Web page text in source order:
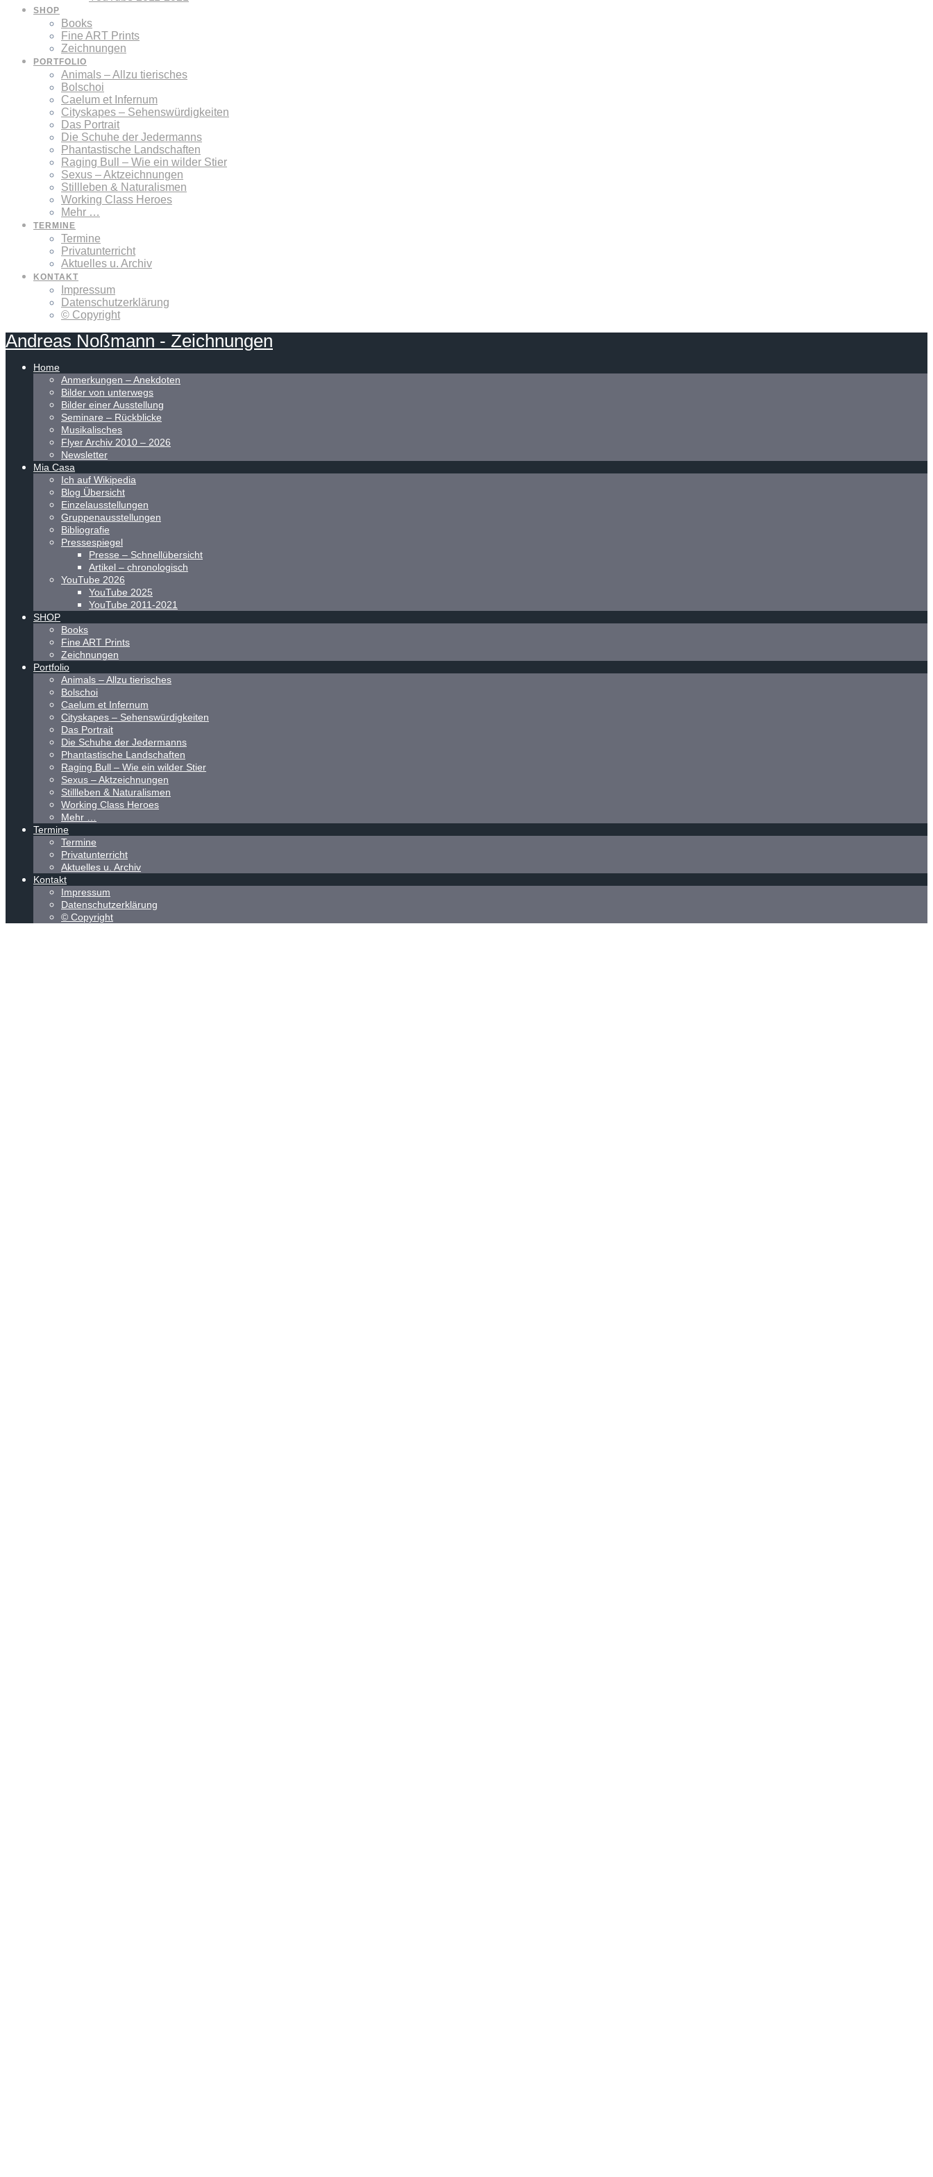
SHOP
Books
Fine ART Prints
Zeichnungen
PORTFOLIO
Animals – Allzu tierisches
Bolschoi
Caelum et Infernum
Cityskapes – Sehenswürdigkeiten
Das Portrait
Die Schuhe der Jedermanns
Phantastische Landschaften
Raging Bull – Wie ein wilder Stier
Sexus – Aktzeichnungen
Stillleben & Naturalismen
Working Class Heroes
Mehr …
TERMINE
Termine
Privatunterricht
Aktuelles u. Archiv
KONTAKT
Impressum
Datenschutzerklärung
© Copyright
Andreas Noßmann - Zeichnungen
Home
Anmerkungen – Anekdoten
Bilder von unterwegs
Bilder einer Ausstellung
Seminare – Rückblicke
Musikalisches
Flyer Archiv 2010 – 2026
Newsletter
Mia Casa
Ich auf Wikipedia
Blog Übersicht
Einzelausstellungen
Gruppenausstellungen
Bibliografie
Pressespiegel
Presse – Schnellübersicht
Artikel – chronologisch
YouTube 2026
YouTube 2025
YouTube 2011-2021
SHOP
Books
Fine ART Prints
Zeichnungen
Portfolio
Animals – Allzu tierisches
Bolschoi
Caelum et Infernum
Cityskapes – Sehenswürdigkeiten
Das Portrait
Die Schuhe der Jedermanns
Phantastische Landschaften
Raging Bull – Wie ein wilder Stier
Sexus – Aktzeichnungen
Stillleben & Naturalismen
Working Class Heroes
Mehr …
Termine
Termine
Privatunterricht
Aktuelles u. Archiv
Kontakt
Impressum
Datenschutzerklärung
© Copyright